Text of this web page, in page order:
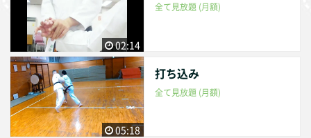
02:14
全て見放題 (月額)
05:18
打ち込み
全て見放題 (月額)